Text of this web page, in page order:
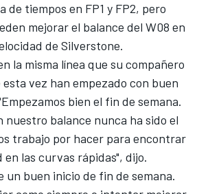
de tiempos en FP1 y FP2, pero
mejorar el balance del W08 en
de Silverstone.
la misma línea que su compañero
vez han empezado con buen
bien el fin de semana.
nuestro balance nunca ha sido el
trabajo por hacer para encontrar
en las curvas rápidas", dijo.
un buen inicio de fin de semana.